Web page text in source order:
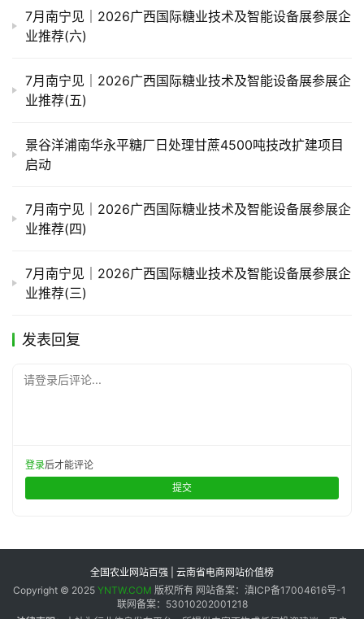
7月南宁见｜2026广西国际糖业技术及智能设备展参展企
业推荐(六)
7月南宁见｜2026广西国际糖业技术及智能设备展参展企
业推荐(五)
景谷洋浦南华永平糖厂日处理甘蔗4500吨技改扩建项目
启动
7月南宁见｜2026广西国际糖业技术及智能设备展参展企
业推荐(四)
7月南宁见｜2026广西国际糖业技术及智能设备展参展企
业推荐(三)
发表回复
请登录后评论...
登录后才能评论
提交
全国农业网站百强 | 云南省电商网站价值榜
Copyright © 2025 YNTW.COM 版权所有 网站备案：滇ICP备17004616号-1
联网备案：53010202001218